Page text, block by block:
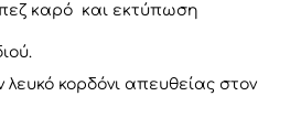
καρό και εκτύπωση
κορδόνι απευθείας στον